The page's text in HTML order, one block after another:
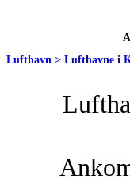
Lufthavn > Lufthavne i